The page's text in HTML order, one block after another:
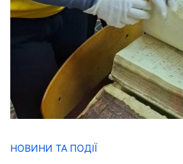
НОВИНИ ТА ПОДІЇ